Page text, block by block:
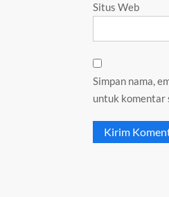
Situs Web
Simpan nama,
untuk komentar